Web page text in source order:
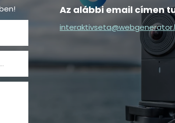
Az alábbi email címen
Milyen email címen érünk el?